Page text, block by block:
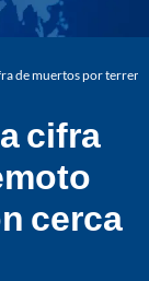
de muertos por
cifra
cerca